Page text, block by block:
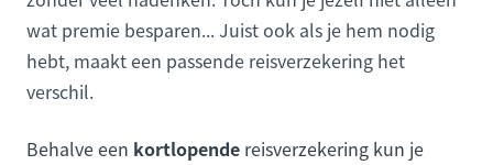
wat premie besparen... Juist ook als je hem nodig
hebt, maakt een passende reisverzekering het
verschil.
Behalve een kortlopende reisverzekering kun je